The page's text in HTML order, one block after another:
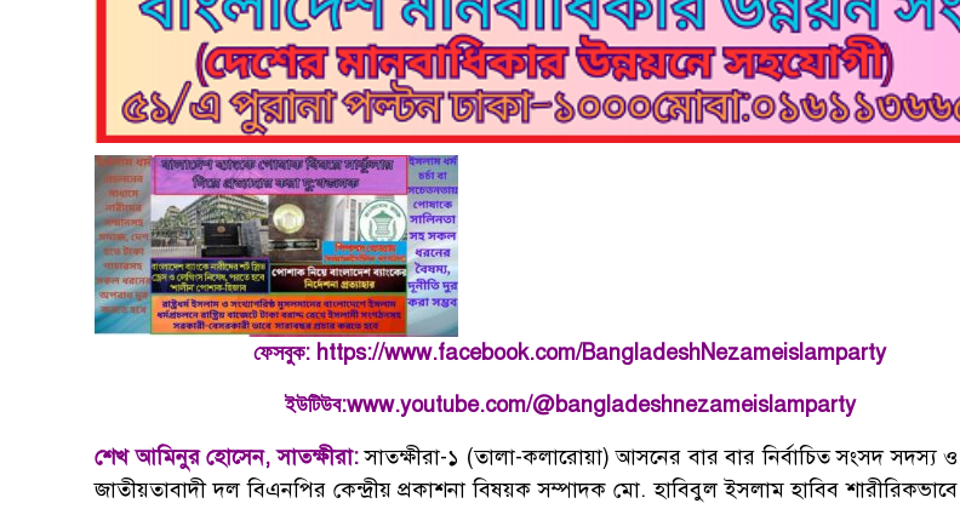
ফেসবুক: https://www.facebook.com/BangladeshNezameislamparty
ইউটিউব:www.youtube.com/@bangladeshnezameislamparty
শেখ আমিনুর হোসেন, সাতক্ষীরা:সাতক্ষীরা-১ (তালা-কলারোয়া) আসনের বার বার নির্বাচিত সংসদ সদস্য ও
জাতীয়তাবাদী দল বিএনপির কেন্দ্রীয় প্রকাশনা বিষয়ক সম্পাদক মো. হাবিবুল ইসলাম হাবিব